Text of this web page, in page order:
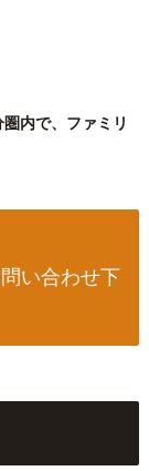
内で、ファミリ
い合わせ下